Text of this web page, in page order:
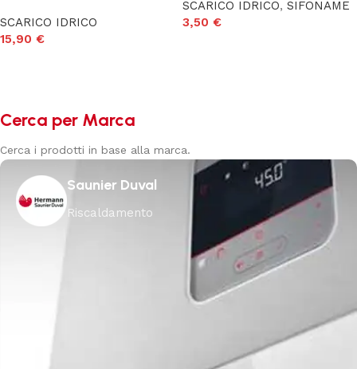
SCARICO IDRICO
15,90 €
SCARICO IDRICO, SIFONAME
3,50 €
Cerca per Marca
Cerca i prodotti in base alla marca.
Saunier Duval
Riscaldamento